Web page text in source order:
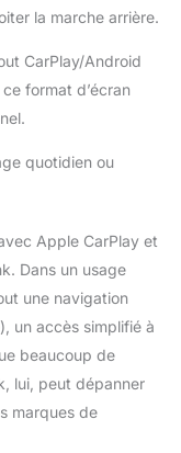
une
il
visuelle
de
Vocal
Réel -
pour
mains
des
du
la marche arrière.
CarPlay/Android
format d’écran
quotidien ou
Apple CarPlay et
Dans un usage
une navigation
un accès simplifié à
beaucoup de
lui, peut dépanner
marques de